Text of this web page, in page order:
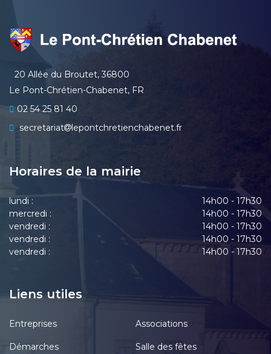
20 Allée du Broutet, 36800
Le Pont-Chrétien-Chabenet, FR
02 54 25 81 40
secretariat
lepontchretienchabenet.fr
Horaires de la mairie
lundi :
14h00 - 17h30
mercredi :
14h00 - 17h30
vendredi :
14h00 - 17h30
vendredi :
14h00 - 17h30
vendredi :
14h00 - 17h30
Liens utiles
Entreprises Associations
Démarches Salle des fêtes